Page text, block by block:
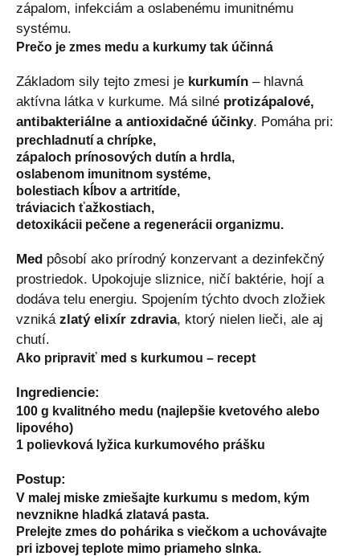
zápalom, infekciám a oslabenému imunitnému
systému.
Prečo je zmes medu a kurkumy tak účinná
Základom sily tejto zmesi je kurkumín – hlavná
aktívna látka v kurkume. Má silné protizápalové,
antibakteriálne a antioxidačné účinky. Pomáha pri:
prechladnutí a chrípke,
zápaloch prínosových dutín a hrdla,
oslabenom imunitnom systéme,
bolestiach kĺbov a artritíde,
tráviacich ťažkostiach,
detoxikácii pečene a regenerácii organizmu.
Med pôsobí ako prírodný konzervant a dezinfekčný
prostriedok. Upokojuje sliznice, ničí baktérie, hojí a
dodáva telu energiu. Spojením týchto dvoch zložiek
vzniká zlatý elixír zdravia, ktorý nielen lieči, ale aj
chutí.
Ako pripraviť med s kurkumou – recept
Ingrediencie:
100 g kvalitného medu (najlepšie kvetového alebo
lipového)
1 polievková lyžica kurkumového prášku
Postup:
V malej miske zmiešajte kurkumu s medom, kým
nevznikne hladká zlatavá pasta.
Prelejte zmes do pohárika s viečkom a uchovávajte
pri izbovej teplote mimo priameho slnka.